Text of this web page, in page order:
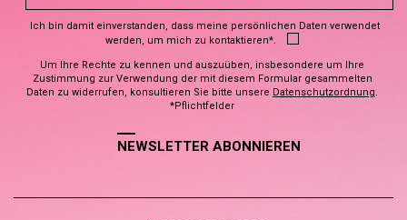
Ich bin damit einverstanden, dass meine persönlichen Daten verwendet
werden, um mich zu kontaktieren*.
Um Ihre Rechte zu kennen und auszuüben, insbesondere um Ihre
Zustimmung zur Verwendung der mit diesem Formular gesammelten
Daten zu widerrufen, konsultieren Sie bitte unsere Datenschutzordnung.
*Pflichtfelder
NEWSLETTER ABONNIEREN